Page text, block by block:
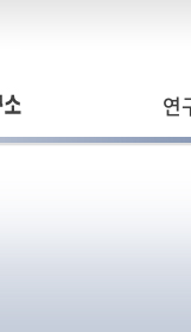
연